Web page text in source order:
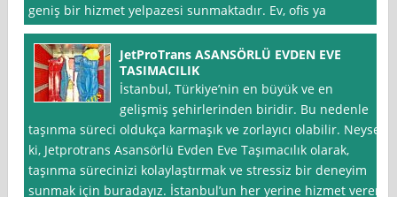
geniş bir hizmet yelpazesi sunmaktadır. Ev, ofis ya
JetProTrans ASANSÖRLÜ EVDEN EVE
TASIMACILIK
İstanbul, Türkiye’nin en büyük ve en
gelişmiş şehirlerinden biridir. Bu nedenle
taşınma süreci oldukça karmaşık ve zorlayıcı olabilir. Neyse
ki, Jetprotrans Asansörlü Evden Eve Taşımacılık olarak,
taşınma sürecinizi kolaylaştırmak ve stressiz bir deneyim
sunmak için buradayız. İstanbul’un her yerine hizmet veren